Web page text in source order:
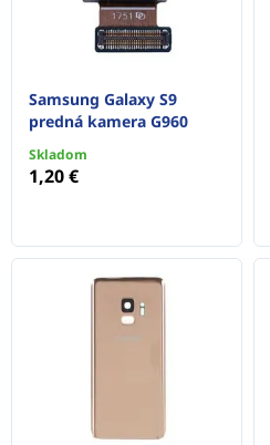
Samsung Galaxy S9
predná kamera G960
Skladom
1,20 €